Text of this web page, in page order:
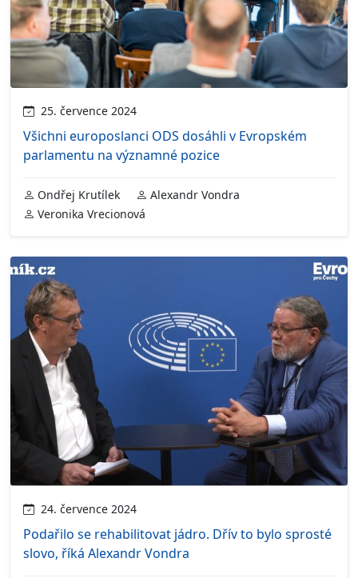
25. července 2024
Všichni europoslanci ODS dosáhli v Evropském
parlamentu na významné pozice
Ondřej Krutílek
Alexandr Vondra
Veronika Vrecionová
24. července 2024
Podařilo se rehabilitovat jádro. Dřív to bylo sprosté
slovo, říká Alexandr Vondra